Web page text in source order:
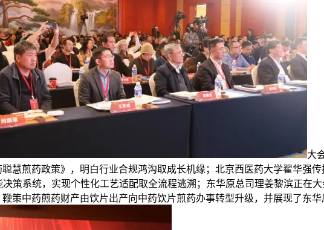
大
慧煎药政策》，明白行业合规鸿沟取成长机缘；北京西医药大学翟华强
策系统，实现个性化工艺适配取全流程逃溯；东华原总司理姜黎滨正在
策中药煎药财产由饮片出产向中药饮片煎药办事转型升级，并展现了东